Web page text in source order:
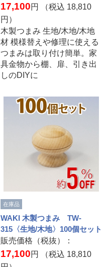
17,100円 （税込 18,810
円）
木製つまみ 生地/木地/木地
材 模様替えや修理に使える
つまみは取り付け簡単。家
具金物から棚、扉、引き出
しのDIYに
在庫品
WAKI 木製つまみ TW-
315〈生地/木地〉100個セット
販売価格（税抜）：
17,100円 （税込 18,810